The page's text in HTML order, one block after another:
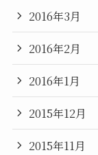
2016年3月
2016年2月
2016年1月
2015年12月
2015年11月